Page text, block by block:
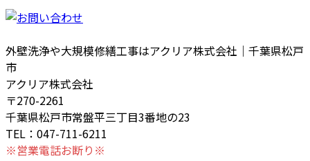
外壁洗浄や大規模修繕工事はアクリア株式会社｜千葉県松戸
市
アクリア株式会社
〒270-2261
千葉県松戸市常盤平三丁目3番地の23
TEL：047-711-6211
※営業電話お断り※